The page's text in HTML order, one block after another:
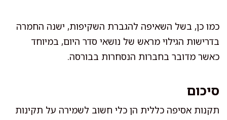
כמו כן, בשל השאיפה להגברת השקיפות, ישנה החמרה
בדרישות הגילוי מראש של נושאי סדר היום, במיוחד
כאשר מדובר בחברות הנסחרות בבורסה.
סיכום
תקנות אסיפה כללית הן כלי חשוב לשמירה על תקינות